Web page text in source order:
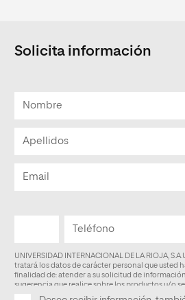
Solicita información